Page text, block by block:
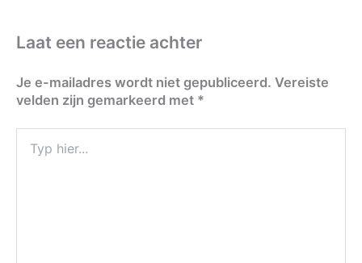
Laat een reactie achter
Je e-mailadres wordt niet gepubliceerd. Vereiste
velden zijn gemarkeerd met *
hier...